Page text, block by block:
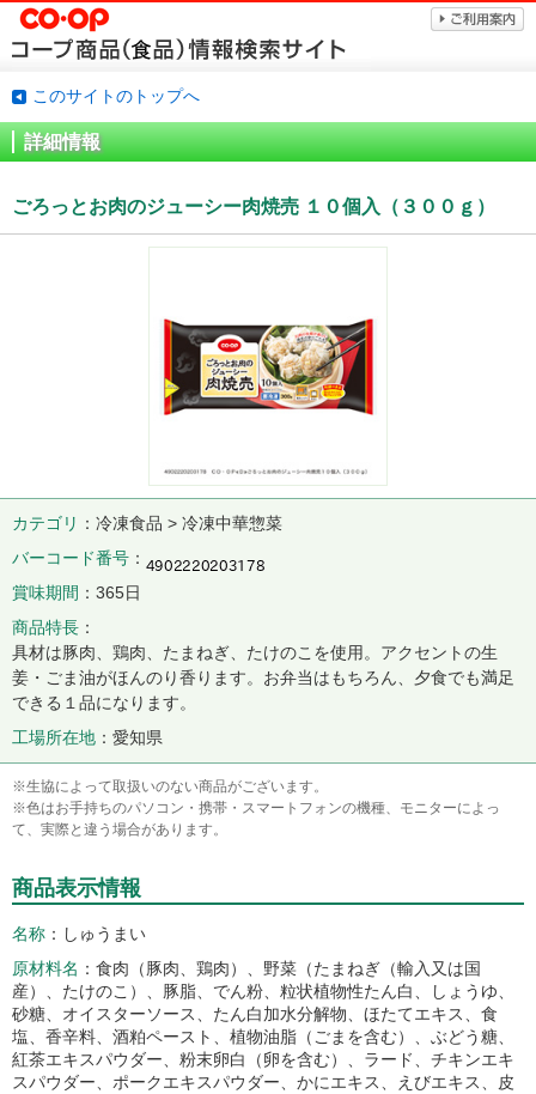
このサイトのトップへ
詳細情報
ごろっとお肉のジューシー肉焼売 １０個入（３００ｇ）
カテゴリ
冷凍食品 > 冷凍中華惣菜
バーコード番号
賞味期間
365日
商品特長
具材は豚肉、鶏肉、たまねぎ、たけのこを使用。アクセントの生
姜・ごま油がほんのり香ります。お弁当はもちろん、夕食でも満足
できる１品になります。
工場所在地
愛知県
※生協によって取扱いのない商品がございます。
※色はお手持ちのパソコン・携帯・スマートフォンの機種、モニターによっ
て、実際と違う場合があります。
商品表示情報
名称
しゅうまい
原材料名
食肉（豚肉、鶏肉）、野菜（たまねぎ（輸入又は国
産）、たけのこ）、豚脂、でん粉、粒状植物性たん白、しょうゆ、
砂糖、オイスターソース、たん白加水分解物、ほたてエキス、食
塩、香辛料、酒粕ペースト、植物油脂（ごまを含む）、ぶどう糖、
紅茶エキスパウダー、粉末卵白（卵を含む）、ラード、チキンエキ
スパウダー、ポークエキスパウダー、かにエキス、えびエキス、皮